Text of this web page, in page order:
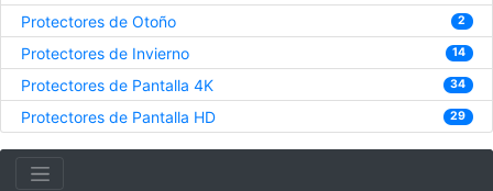
Protectores de Otoño 2
Protectores de Invierno 14
Protectores de Pantalla 4K 34
Protectores de Pantalla HD 29